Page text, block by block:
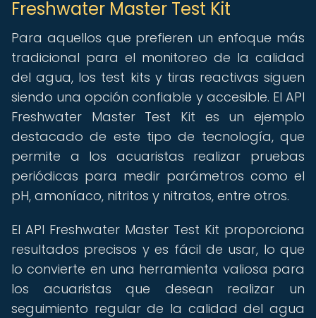
Freshwater Master Test Kit
Para aquellos que prefieren un enfoque más
tradicional para el monitoreo de la calidad
del agua, los test kits y tiras reactivas siguen
siendo una opción confiable y accesible. El API
Freshwater Master Test Kit es un ejemplo
destacado de este tipo de tecnología, que
permite a los acuaristas realizar pruebas
periódicas para medir parámetros como el
pH, amoníaco, nitritos y nitratos, entre otros.
El API Freshwater Master Test Kit proporciona
resultados precisos y es fácil de usar, lo que
lo convierte en una herramienta valiosa para
los acuaristas que desean realizar un
seguimiento regular de la calidad del agua